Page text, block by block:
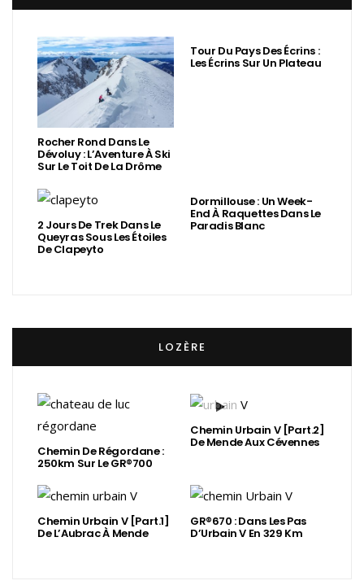
Rocher Rond Dans Le
Dévoluy : L’Aventure À Ski
Sur Le Toit De La Drôme
Tour Du Pays Des Écrins :
Les Écrins Sur Un Plateau
2 Jours De Trek Dans Le
Queyras Sous Les Étoiles
De Clapeyto
Dormillouse : Un Week-
End À Raquettes Dans Le
Paradis Blanc
LOZÈRE
Chemin De Régordane :
250km Sur Le GR®700
Chemin Urbain V [Part.2]
De Mende Aux Cévennes
Chemin Urbain V [Part.1]
De L’Aubrac À Mende
GR®670 : Dans Les Pas
D’Urbain V En 329 Km